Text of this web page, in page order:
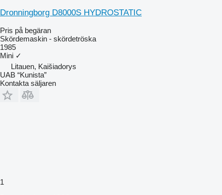
Dronningborg D8000S HYDROSTATIC
Pris på begäran
Skördemaskin - skördetröska
1985
Mini ✓
Litauen, Kaišiadorys
UAB “Kunista”
Kontakta säljaren
1